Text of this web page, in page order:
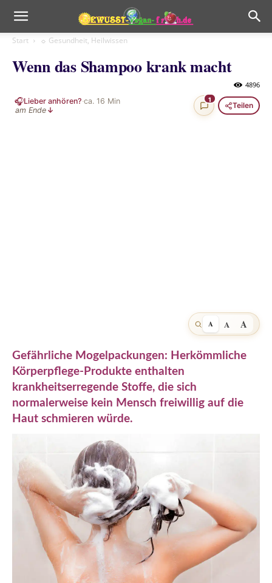
Start ☼ Gesundheit, Heilwissen
Wenn das Shampoo krank macht
4896
🎧Lieber anhören?·ca. 16 Min
am Ende ↓
1
Teilen
A A A
Gefährliche Mogelpackungen: Herkömmliche
Körperpflege-Produkte enthalten
krankheitserregende Stoffe, die sich
normalerweise kein Mensch freiwillig auf die
Haut schmieren würde.